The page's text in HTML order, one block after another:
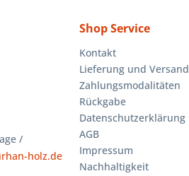
/
holz.de
Shop Service
Kontakt
Lieferung und Versand
Zahlungsmodalitäten
Rückgabe
Datenschutzerklärung
AGB
Impressum
Nachhaltigkeit